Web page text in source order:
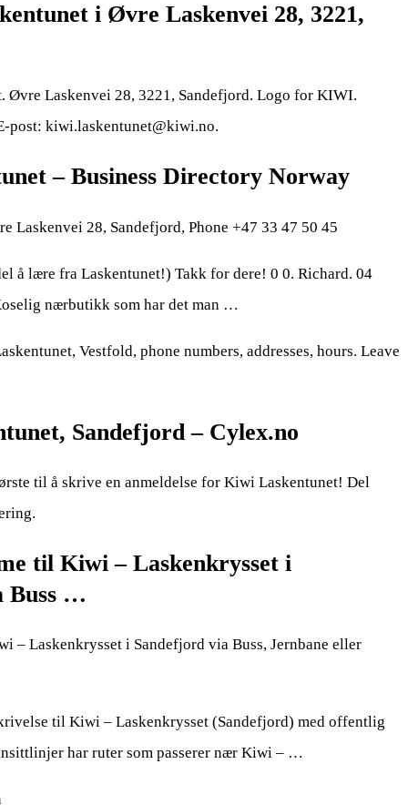
i Øvre Laskenvei 28, 3221,
Øvre Laskenvei 28, 3221, Sandefjord. Logo for KIWI.
post: kiwi.laskentunet@kiwi.no.
– Business Directory Norway
Laskenvei 28, Sandefjord, Phone +47 33 47 50 45
å lære fra Laskentunet!) Takk for dere! 0 0. Richard. 04
nærbutikk som har det man …
Vestfold, phone numbers, addresses, hours. Leave
Sandefjord – Cylex.no
til å skrive en anmeldelse for Kiwi Laskentunet! Del
til Kiwi – Laskenkrysset i
Buss …
– Laskenkrysset i Sandefjord via Buss, Jernbane eller
til Kiwi – Laskenkrysset (Sandefjord) med offentlig
har ruter som passerer nær Kiwi – …